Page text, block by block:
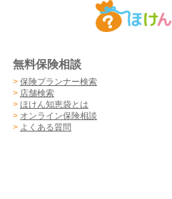
無料保険相談
> 保険プランナー検索
> 店舗検索
> ほけん知恵袋とは
> オンライン保険相談
> よくある質問